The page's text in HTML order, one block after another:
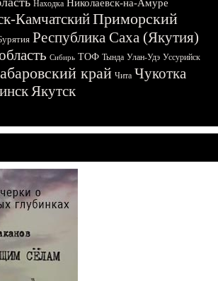
Находка Николаевск-на-Амуре
КамчатскийПриморский
Республика Саха (Якутия)
Сибирь ТОФ Тында Улан-Удэ Уссурийск
край Чита Чукотка
Якутск